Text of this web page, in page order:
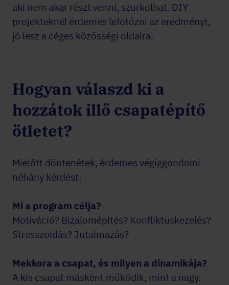
aki nem akar részt venni, szurkolhat. DIY
projekteknél érdemes lefotózni az eredményt,
jó lesz a céges közösségi oldalra.
Hogyan válaszd ki a
hozzátok illő csapatépítő
ötletet?
Mielőtt döntenétek, érdemes végiggondolni
néhány kérdést:
Mi a program célja?
Motiváció? Bizalomépítés? Konfliktuskezelés?
Stresszoldás? Jutalmazás?
Mekkora a csapat, és milyen a dinamikája?
A kis csapat másként működik, mint a nagy.